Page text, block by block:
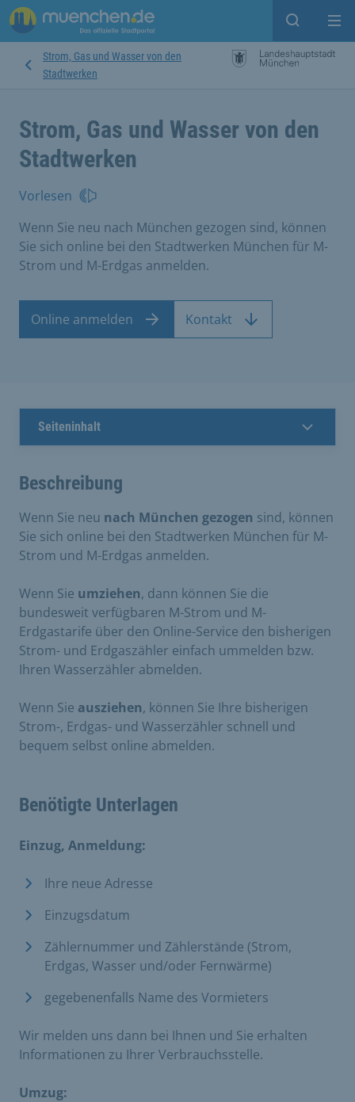
Suche
Strom, Gas und Wasser von den
Stadtwerken
Strom, Gas und Wasser von den
Stadtwerken
Vorlesen
Wenn Sie neu nach München gezogen sind, können
Sie sich online bei den Stadtwerken München für M-
Strom und M-Erdgas anmelden.
Online anmelden Kontakt
Seiteninhalt
Beschreibung
Wenn Sie neu nach München gezogen sind, können
Sie sich online bei den Stadtwerken München für M-
Strom und M-Erdgas anmelden.
Wenn Sie umziehen, dann können Sie die
bundesweit verfügbaren M-Strom und M-
Erdgastarife über den Online-Service den bisherigen
Strom- und Erdgaszähler einfach ummelden bzw.
Ihren Wasserzähler abmelden.
Wenn Sie ausziehen, können Sie Ihre bisherigen
Strom-, Erdgas- und Wasserzähler schnell und
bequem selbst online abmelden.
Benötigte Unterlagen
Einzug, Anmeldung:
Ihre neue Adresse
Einzugsdatum
Zählernummer und Zählerstände (Strom,
Erdgas, Wasser und/oder Fernwärme)
gegebenenfalls Name des Vormieters
​Wir melden uns dann bei Ihnen und Sie erhalten
Informationen zu Ihrer Verbrauchsstelle.
Umzug: